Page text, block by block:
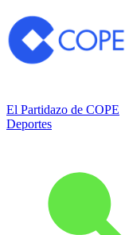
El Partidazo de COPE
Deportes